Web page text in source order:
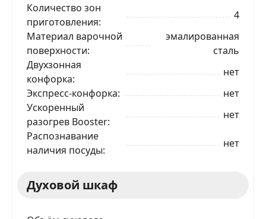
Количество зон
приготовления
4
Материал варочной
поверхности
эмалированная
сталь
Двухзонная
конфорка
нет
Экспресс-конфорка
нет
Ускоренный
разогрев Booster
нет
Распознавание
наличия посуды
нет
Духовой шкаф